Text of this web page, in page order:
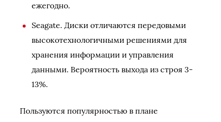
ежегодно.
Seagate. Диски отличаются передовыми
высокотехнологичными решениями для
хранения информации и управления
данными. Вероятность выхода из строя 3-
13%.
Пользуются популярностью в плане